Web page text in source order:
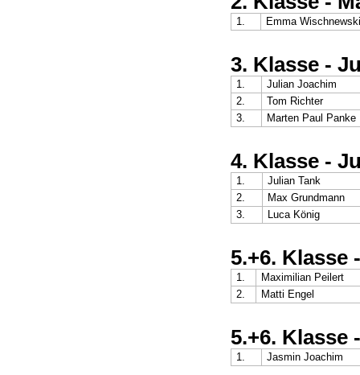
1. Emma Wischnewski
3. Klasse -
1.
Julian Joachim
2.
Tom Richter
3.
Marten Paul Panke
4. Klasse -
1.
Julian Tank
2.
Max Grundmann
3.
Luca König
5.+6. Klasse
1.
Maximilian Peilert
2.
Matti Engel
5.+6. Klasse
1. Jasmin Joachim